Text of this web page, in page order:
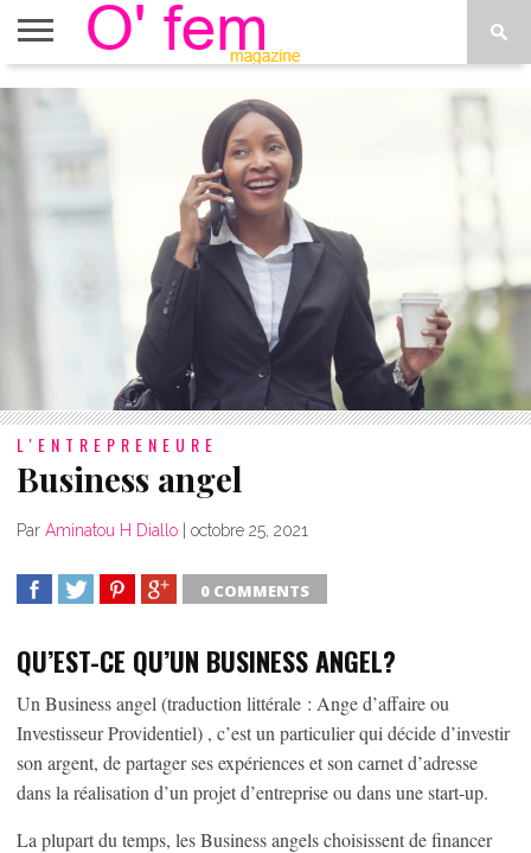
ACCUEIL
MENUS
L'ENTREPRENEURE
Business angel
Par Aminatou H Diallo | octobre 25, 2021
0 COMMENTS
QU’EST-CE QU’UN BUSINESS ANGEL?
Un Business angel (traduction littérale : Ange d’affaire ou
Investisseur Providentiel) , c’est un particulier qui décide d’investir
son argent, de partager ses expériences et son carnet d’adresse
dans la réalisation d’un projet d’entreprise ou dans une start-up.
La plupart du temps, les Business angels choisissent de financer